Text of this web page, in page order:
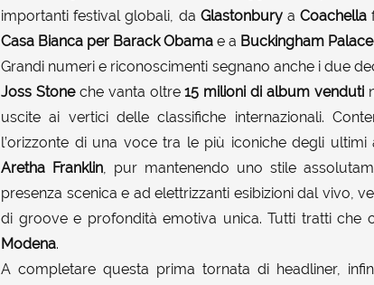
importanti festival globali, da Glastonbury aCoachella
Casa Bianca per Barack Obama e a Buckingham
Grandi numeri e riconoscimenti segnano anche i due
Joss Stoneche vanta oltre15 milioni di album venduti
uscite ai vertici delle classifiche internazionali.
l’orizzonte di una voce tra le più iconiche degli
Aretha Franklin, pur mantenendo uno stile
presenza scenica e ad elettrizzanti esibizioni dal vivo,
di groove e profondità emotiva unica. Tutti tratti
Modena.
A completare questa prima tornata di headliner,